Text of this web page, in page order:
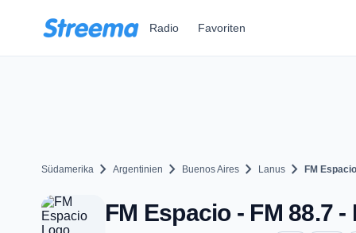
Radio Favoriten
Südamerika chevron_right Argentinien chevron_right Buenos Aires chevron_right Lanus chevron_right FM Espacio
FM Espacio - FM 88.7 -